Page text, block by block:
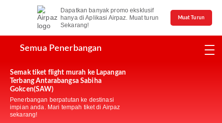
Dapatkan banyak promo eksklusif
hanya di Aplikasi Airpaz. Muat turun
Sekarang!
Muat Turun
Semua Penerbangan
Semak tiket flight murah ke Lapangan
Terbang Antarabangsa Sabiha
Gokcen(SAW)
Penerbangan berpatutan ke destinasi
impian anda. Mari tempah tiket di Airpaz
sekarang!